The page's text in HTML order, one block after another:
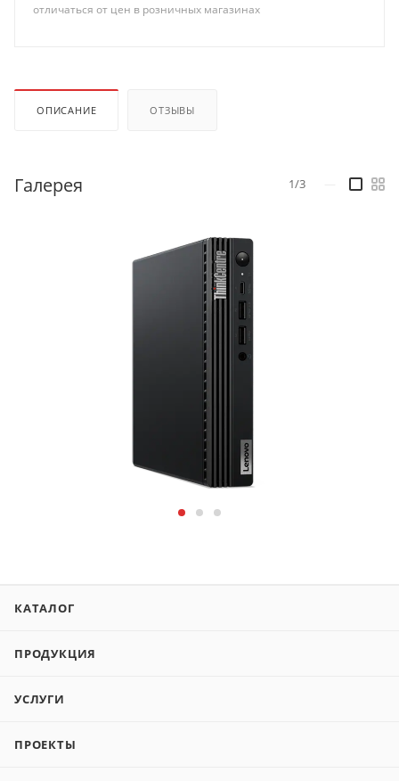
отличаться от цен в розничных магазинах
ОПИСАНИЕ ОТЗЫВЫ
Галерея 1/3
КАТАЛОГ
ПРОДУКЦИЯ
УСЛУГИ
ПРОЕКТЫ